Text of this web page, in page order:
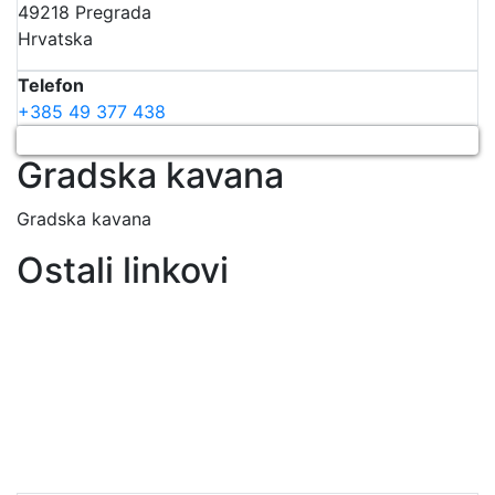
49218 Pregrada
Hrvatska
Telefon
+385 49 377 438
Gradska kavana
Gradska kavana
Ostali linkovi